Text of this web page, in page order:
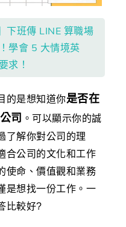
下班傳 LINE 算職場
學會 5 大情境英
求！
的是想知道你是否在
司 。可以顯示你的誠
了解你對公司的理
合公司的文化和工作
使命、價值觀和業務
是想找一份工作。一
比較好?